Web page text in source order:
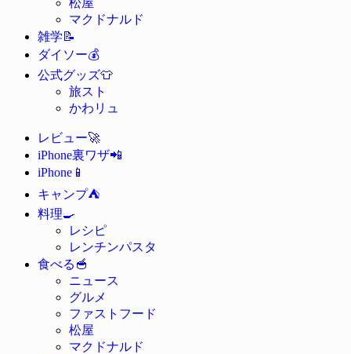
マクドナルド
雑学📝
ダイソー💰
公式グッズ👕
旅スト
かわリュ
レビュー🚀
iPhone裏ワザ📲
iPhone 📱
キャンプ⛺
料理🍳
レシピ
レンチンパスタ
食べる 🥣
ニュース
グルメ
ファストフード
松屋
マクドナルド